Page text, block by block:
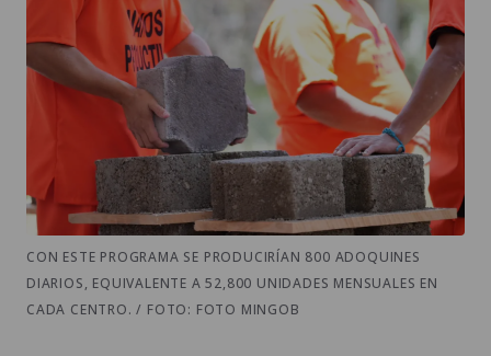
CON ESTE PROGRAMA SE PRODUCIRÍAN 800 ADOQUINES
DIARIOS, EQUIVALENTE A 52,800 UNIDADES MENSUALES EN
CADA CENTRO. / FOTO: FOTO MINGOB